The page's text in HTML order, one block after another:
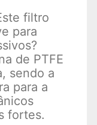
filtro
para
de PTFE
sendo a
para a
fortes.